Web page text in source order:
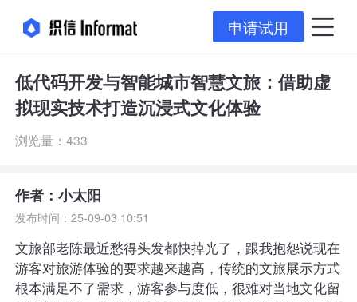
申请试用
低代码开发与智能城市智慧文旅：借助虚
拟现实技术打造沉浸式文化体验
浏览量：433
作者：小太阳
发布时间：25-09-03 10:51
文旅部老陈最近愁得头发都快掉光了，跟我抱怨说现在
游客对旅游体验的要求越来越高，传统的文旅展示方式
根本满足不了需求，游客参与度低，很难对当地文化留